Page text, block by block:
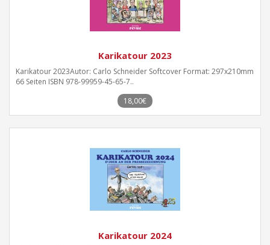
Karikatour 2023
Karikatour 2023Autor: Carlo Schneider Softcover Format: 297x210mm
66 Seiten ISBN 978-99959-45-65-7..
18,00€
Karikatour 2024